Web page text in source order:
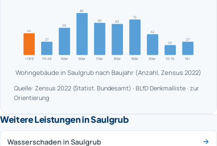
<1919
44
19–49
27
50er
55
60er
85
70er
65
80er
63
90er
72
00er
42
10–15
20
16+
27
Wohngebäude in Saulgrub nach Baujahr (Anzahl, Zensus 2022)
Quelle: Zensus 2022 (Statist. Bundesamt) · BLfD Denkmalliste · zur
Orientierung
Weitere Leistungen in Saulgrub
Wasserschaden in Saulgrub